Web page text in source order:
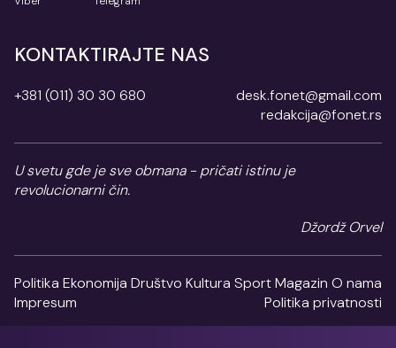
KONTAKTIRAJTE NAS
+381 (011) 30 30 680
desk.fonet@gmail.com
redakcija@fonet.rs
U svetu gde je sve obmana - pričati istinu je
revolucionarni čin.
Džordž Orvel
Politika Ekonomija Društvo Kultura SportMagazin O nama
Impresum
Politika privatnosti